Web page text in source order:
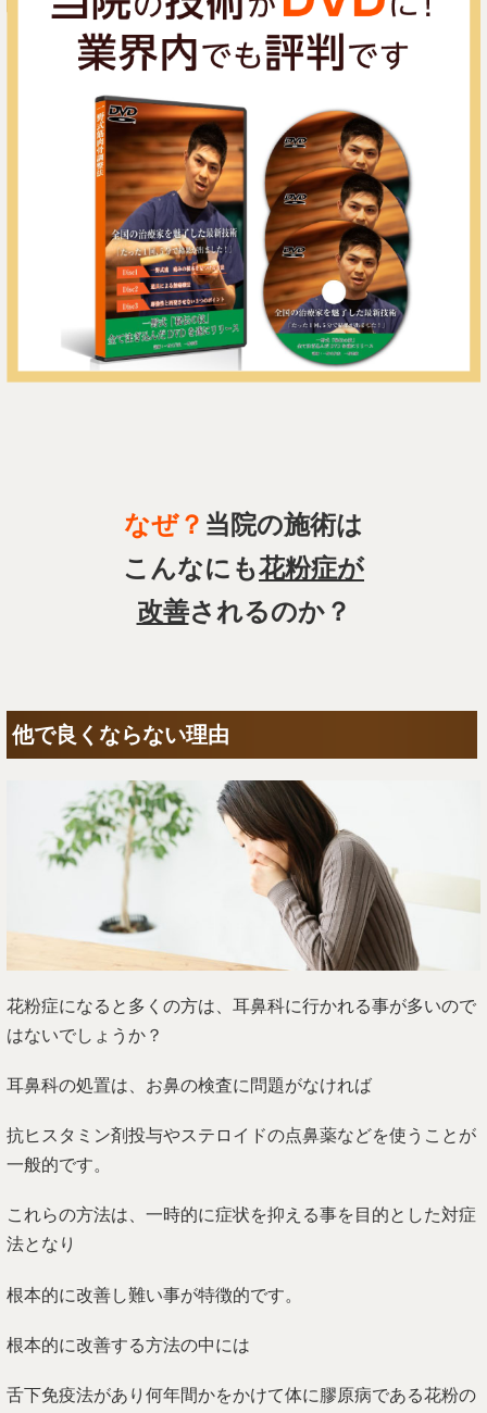
なぜ？ 当院の施術は
こんなにも花粉症が
改善されるのか？
他で良くならない理由
花粉症になると多くの方は、耳鼻科に行かれる事が多いので
はないでしょうか？
耳鼻科の処置は、お鼻の検査に問題がなければ
抗ヒスタミン剤投与やステロイドの点鼻薬などを使うことが
一般的です。
これらの方法は、一時的に症状を抑える事を目的とした対症
法となり
根本的に改善し難い事が特徴的です。
根本的に改善する方法の中には
舌下免疫法があり何年間かをかけて体に膠原病である花粉の